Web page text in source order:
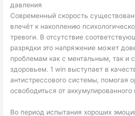
давления
Современный скорость
влечёт к накоплению
тревоги. В отсутствие
разрядки это напряжение может
проблемам как с ментальным, так и
здоровьем. 1 win выступает в
антистрессового системы, помогая
освободиться от аккумулированного
Во период испытания хороших